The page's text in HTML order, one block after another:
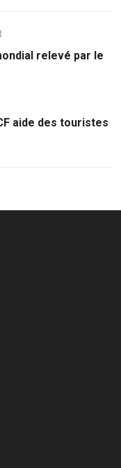
relevé par le
aide des touristes